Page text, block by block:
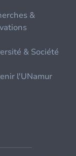
&
& Société
l'UNamur